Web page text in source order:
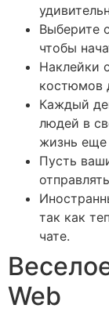
Выберите
чтобы
Наклейки
костюмов
Каждый
людей в
жизнь еще
Пусть
так как
чате.
Web